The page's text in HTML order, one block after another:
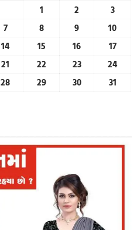
1
2
3
7 8 9
10
14 15 16
17
21 22 23
24
28 29 30 31